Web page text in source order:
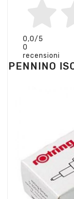
0,0/5
0
recensioni
PENNINO